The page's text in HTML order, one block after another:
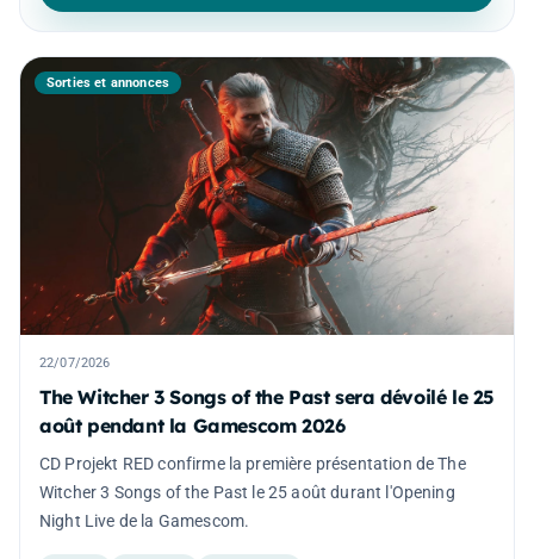
Sorties et annonces
22/07/2026
The Witcher 3 Songs of the Past sera dévoilé le 25
août pendant la Gamescom 2026
CD Projekt RED confirme la première présentation de The
Witcher 3 Songs of the Past le 25 août durant l'Opening
Night Live de la Gamescom.